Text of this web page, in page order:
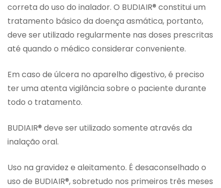
correta do uso do inalador. O BUDIAIR® constitui um
tratamento básico da doença asmática, portanto,
deve ser utilizado regularmente nas doses prescritas
até quando o médico considerar conveniente.
Em caso de úlcera no aparelho digestivo, é preciso
ter uma atenta vigilância sobre o paciente durante
todo o tratamento.
BUDIAIR® deve ser utilizado somente através da
inalação oral.
Uso na gravidez e aleitamento. É desaconselhado o
uso de BUDIAIR®, sobretudo nos primeiros três meses